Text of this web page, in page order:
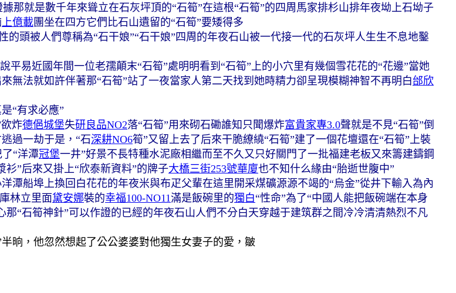
據那就是數千年來聳立在石灰坪頂的“石筍”在這根“石筍”的四周 馬家排杉山排年夜坳上石坳子
上億載團坐在四方它們比石山遺留的“石筍”要矮得多
的頭被人們尊稱為“石干娘”“石干娘”四周的年夜石山被一代接一代的石灰坪人生生不息地鑿
平易近國年間一位老孺顛末“石筍”處明明看到“石筍”上的小穴里有幾個雪花花的“花邊”當她
無法就如許伴著那“石筍”站了一夜當家人第二天找到她時精力卻呈現模糊神智不再明白邰欣
“有求必應”
欲炸德俋城堡失研良品NO2落“石筍”用來砌石磡誰知只聞爆炸富貴家專3.0聲就是不見“石筍”倒
過一劫于是，“石深耕NO6筍”又留上去了后來干脆繚繞“石筍”建了一個花壇還在“石筍”上裝
“洋潭冠堡一井”好景不長特種水泥廠相繼而至不久又只好關門了一批福建老板又來籌建鑄鋼
衫”后來又掛上“欣泰新資料”的牌子大橋三街253號華廈也不知什么緣由“胎逝世腹中”
潭船埠上換回 白花花的年夜米與布疋父輩在這里開采煤礦源源不竭的“烏金”從井下輸入為內
林立里面黛安娜裝的幸福100-NO11滿是飯碗里的獨白“性命”為了“中國人能把飯碗端在本身
那“石筍神針”可以作證的已經的年夜石山人們不分白天穿越于建筑群之間冷冷清清熱烈不凡
晌，他忽然想起了公公婆婆對他獨生女妻子的愛，皺